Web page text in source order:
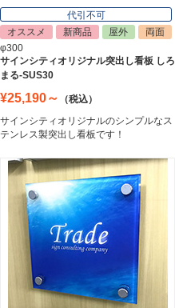
代引不可
オススメ
新商品 屋外
両面
φ300
サインシティオリジナル突出し看板 しろ
まる-SUS30
¥25,190～
（税込）
サインシティオリジナルのシンプルなス
テンレス製突出し看板です！